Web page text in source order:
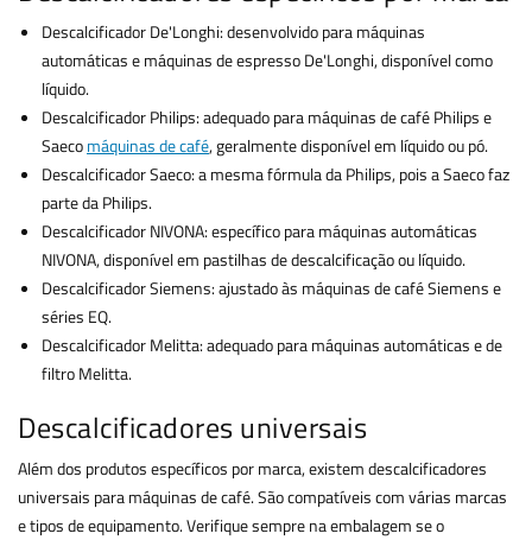
Descalcificador De'Longhi: desenvolvido para máquinas
automáticas e máquinas de espresso De'Longhi, disponível como
líquido.
Descalcificador Philips: adequado para máquinas de café Philips e
Saecomáquinas de café, geralmente disponível em líquido ou pó.
Descalcificador Saeco: a mesma fórmula da Philips, pois a Saeco faz
parte da Philips.
Descalcificador NIVONA: específico para máquinas automáticas
NIVONA, disponível em pastilhas de descalcificação ou líquido.
Descalcificador Siemens: ajustado às máquinas de café Siemens e
séries EQ.
Descalcificador Melitta: adequado para máquinas automáticas e de
filtro Melitta.
Descalcificadores universais
Além dos produtos específicos por marca, existem descalcificadores
universais para máquinas de café. São compatíveis com várias marcas
e tipos de equipamento. Verifique sempre na embalagem se o